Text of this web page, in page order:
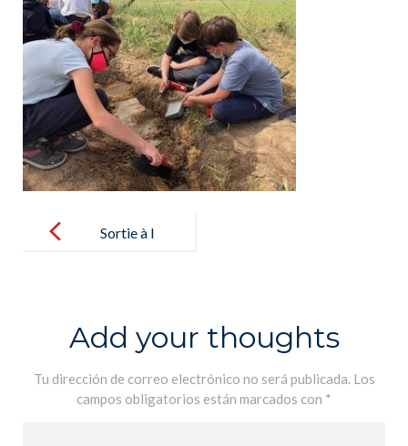
navigation
Sortie à l
Salida al
Arqueódromo
para los
Add your thoughts
Tu dirección de correo electrónico no será publicada. Los
campos obligatorios están marcados con *